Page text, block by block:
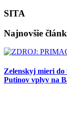
SITA
Najnovšie
Zelenskyj mieri do
Putinov vplyv na